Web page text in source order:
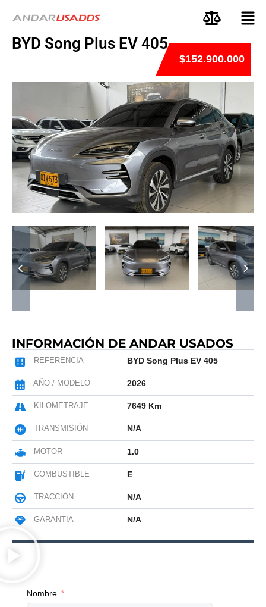
BYD Song Plus EV 405
$152.900.000
INFORMACIÓN DE ANDAR USADOS
REFERENCIA BYD Song Plus EV 405
AÑO / MODELO 2026
KILOMETRAJE 7649 Km
TRANSMISIÓN N/A
MOTOR 1.0
COMBUSTIBLE E
TRACCIÓN N/A
GARANTIA N/A
Nombre